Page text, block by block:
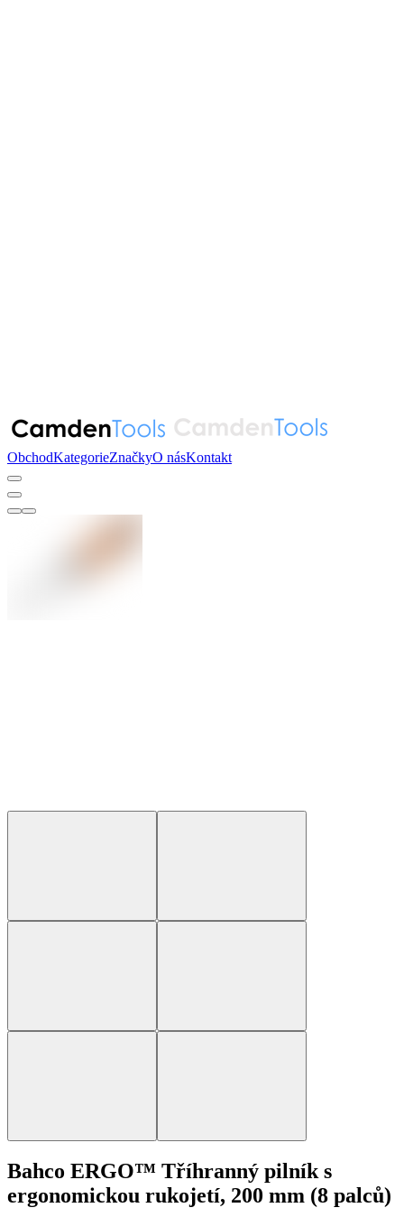
ObchodKategorieZnačkyO násKontakt
Bahco ERGO™ Tříhranný pilník s
ergonomickou rukojetí, 200 mm (8 palců)